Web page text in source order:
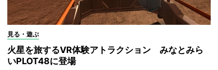
見る・遊ぶ
火星を旅するVR体験アトラクション みなとみら
いPLOT48に登場